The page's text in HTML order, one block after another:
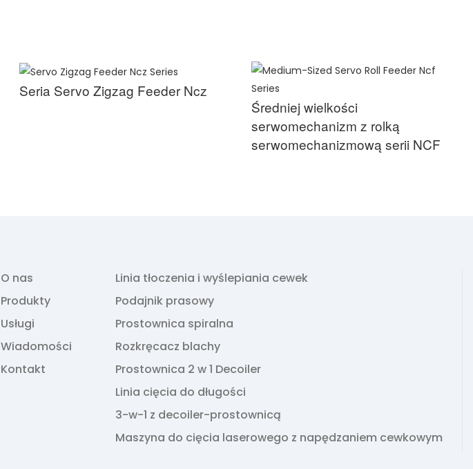
Seria Servo Zigzag Feeder Ncz
Średniej wielkości
serwomechanizm z rolką
serwomechanizmową serii NCF
O nas
Produkty
Usługi
Wiadomości
Kontakt
Linia tłoczenia i wyślepiania cewek
Podajnik prasowy
Prostownica spiralna
Rozkręcacz blachy
Prostownica 2 w 1 Decoiler
Linia cięcia do długości
3-w-1 z decoiler-prostownicą
Maszyna do cięcia laserowego z napędzaniem cewkowym